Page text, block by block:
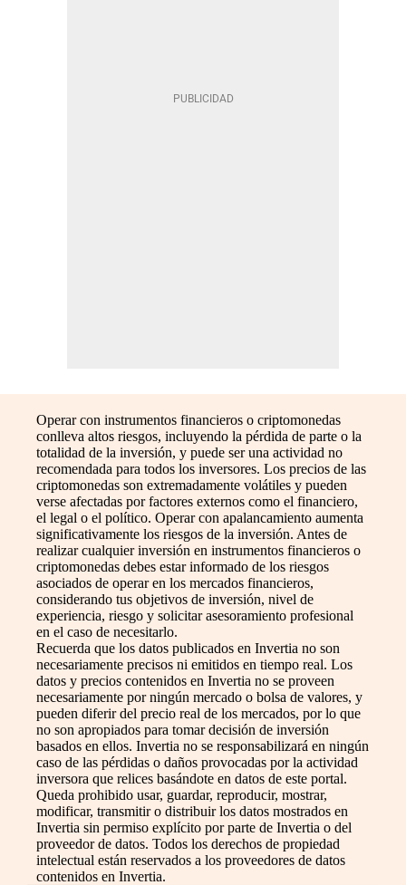
Operar con instrumentos financieros o criptomonedas
conlleva altos riesgos, incluyendo la pérdida de parte o la
totalidad de la inversión, y puede ser una actividad no
recomendada para todos los inversores. Los precios de las
criptomonedas son extremadamente volátiles y pueden
verse afectadas por factores externos como el financiero,
el legal o el político. Operar con apalancamiento aumenta
significativamente los riesgos de la inversión. Antes de
realizar cualquier inversión en instrumentos financieros o
criptomonedas debes estar informado de los riesgos
asociados de operar en los mercados financieros,
considerando tus objetivos de inversión, nivel de
experiencia, riesgo y solicitar asesoramiento profesional
en el caso de necesitarlo.
Recuerda que los datos publicados en Invertia no son
necesariamente precisos ni emitidos en tiempo real. Los
datos y precios contenidos en Invertia no se proveen
necesariamente por ningún mercado o bolsa de valores, y
pueden diferir del precio real de los mercados, por lo que
no son apropiados para tomar decisión de inversión
basados en ellos. Invertia no se responsabilizará en ningún
caso de las pérdidas o daños provocadas por la actividad
inversora que relices basándote en datos de este portal.
Queda prohibido usar, guardar, reproducir, mostrar,
modificar, transmitir o distribuir los datos mostrados en
Invertia sin permiso explícito por parte de Invertia o del
proveedor de datos. Todos los derechos de propiedad
intelectual están reservados a los proveedores de datos
contenidos en Invertia.